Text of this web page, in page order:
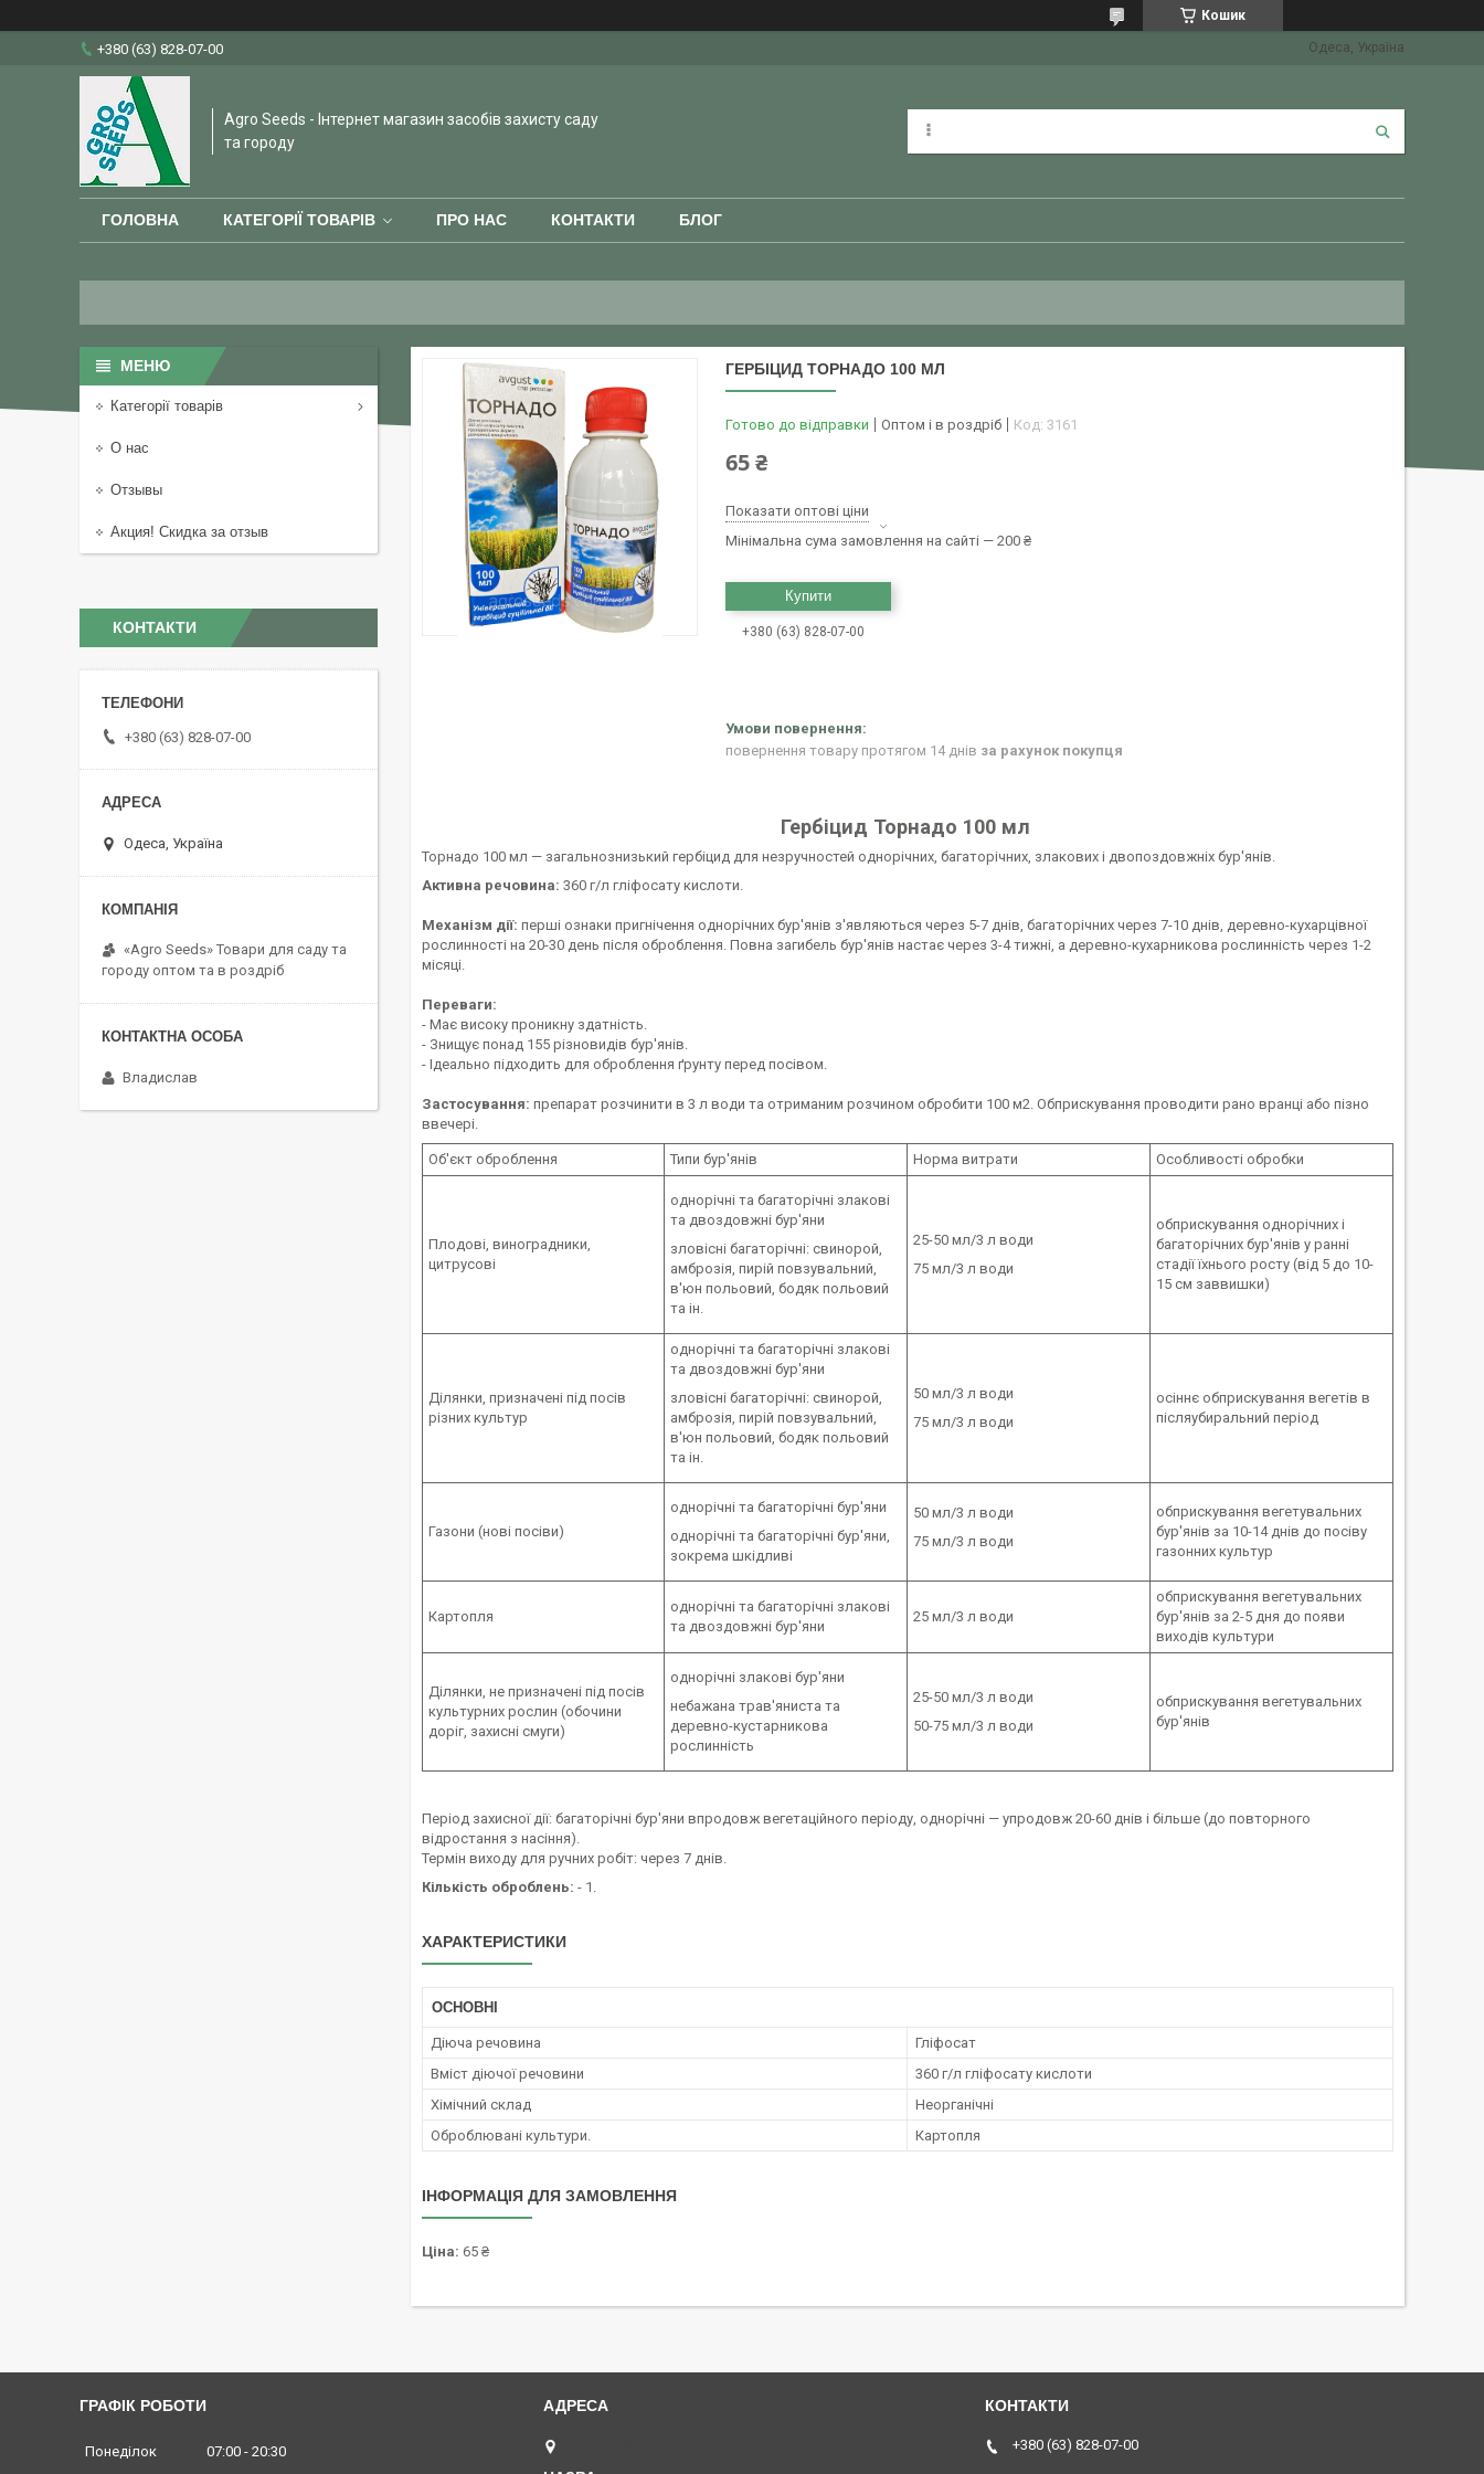
Кошик
+380 (63) 828-07-00 Одеса, Україна
Agro Seeds - Інтернет магазин засобів захисту саду
та городу
ГОЛОВНА КАТЕГОРІЇ ТОВАРІВ ПРО НАС КОНТАКТИ БЛОГ
ГЕРБІЦИД ТОРНАДО 100 МЛ
Готово до відправки Оптом і в роздріб Код: 3161
65 ₴
Показати оптові ціни
Мінімальна сума замовлення на сайті — 200 ₴
Купити
+380 (63) 828-07-00
повернення товару протягом 14 днів за рахунок покупця
Гербіцид Торнадо 100 мл
Торнадо 100 мл — загальнознизький гербіцид для незручностей однорічних, багаторічних, злакових і двопоздовжніх бур'янів.
Активна речовина: 360 г/л гліфосату кислоти.
Механізм дії: перші ознаки пригнічення однорічних бур'янів з'являються через 5-7 днів, багаторічних через 7-10 днів, деревно-кухарцівної
рослинності на 20-30 день після оброблення. Повна загибель бур'янів настає через 3-4 тижні, а деревно-кухарникова рослинність через 1-2
місяці.
Переваги:
- Має високу проникну здатність.
- Знищує понад 155 різновидів бур'янів.
- Ідеально підходить для оброблення ґрунту перед посівом.
Застосування: препарат розчинити в 3 л води та отриманим розчином обробити 100 м2. Обприскування проводити рано вранці або пізно
ввечері.
Об'єкт оброблення Типи бур'янів Норма витрати Особливості обробки
Плодові, виноградники,
цитрусові
однорічні та багаторічні злакові
та двоздовжні бур'яни
зловісні багаторічні: свинорой,
амброзія, пирій повзувальний,
в'юн польовий, бодяк польовий
та ін.
25-50 мл/3 л води
75 мл/3 л води
обприскування однорічних і
багаторічних бур'янів у ранні
стадії їхнього росту (від 5 до 10-
15 см заввишки)
Ділянки, призначені під посів
різних культур
однорічні та багаторічні злакові
та двоздовжні бур'яни
зловісні багаторічні: свинорой,
амброзія, пирій повзувальний,
в'юн польовий, бодяк польовий
та ін.
50 мл/3 л води
75 мл/3 л води
осіннє обприскування вегетів в
післяубиральний період
Газони (нові посіви)
однорічні та багаторічні бур'яни
однорічні та багаторічні бур'яни,
зокрема шкідливі
50 мл/3 л води
75 мл/3 л води
обприскування вегетувальних
бур'янів за 10-14 днів до посіву
газонних культур
Картопля
однорічні та багаторічні злакові
та двоздовжні бур'яни
25 мл/3 л води
обприскування вегетувальних
бур'янів за 2-5 дня до появи
виходів культури
Ділянки, не призначені під посів
культурних рослин (обочини
доріг, захисні смуги)
однорічні злакові бур'яни
небажана трав'яниста та
деревно-кустарникова
рослинність
25-50 мл/3 л води
50-75 мл/3 л води
обприскування вегетувальних
бур'янів
Період захисної дії: багаторічні бур'яни впродовж вегетаційного періоду, однорічні — упродовж 20-60 днів і більше (до повторного
відростання з насіння).
Термін виходу для ручних робіт: через 7 днів.
Кількість оброблень: - 1.
ХАРАКТЕРИСТИКИ
ОСНОВНІ
Діюча речовина
Гліфосат
Вміст діючої речовини
360 г/л гліфосату кислоти
Хімічний склад
Неорганічні
Оброблювані культури.
Картопля
ІНФОРМАЦІЯ ДЛЯ ЗАМОВЛЕННЯ
Ціна: 65 ₴
Категорії товарів
О нас
Отзывы
Акция! Скидка за отзыв
КОНТАКТИ
+380 (63) 828-07-00
Одеса, Україна
«Agro Seeds» Товари для саду та
городу оптом та в роздріб
Владислав
ГРАФІК РОБОТИ
Понеділок 07:00 20:30 +380 (63) 828-07-00